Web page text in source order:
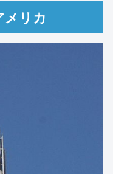
リカ